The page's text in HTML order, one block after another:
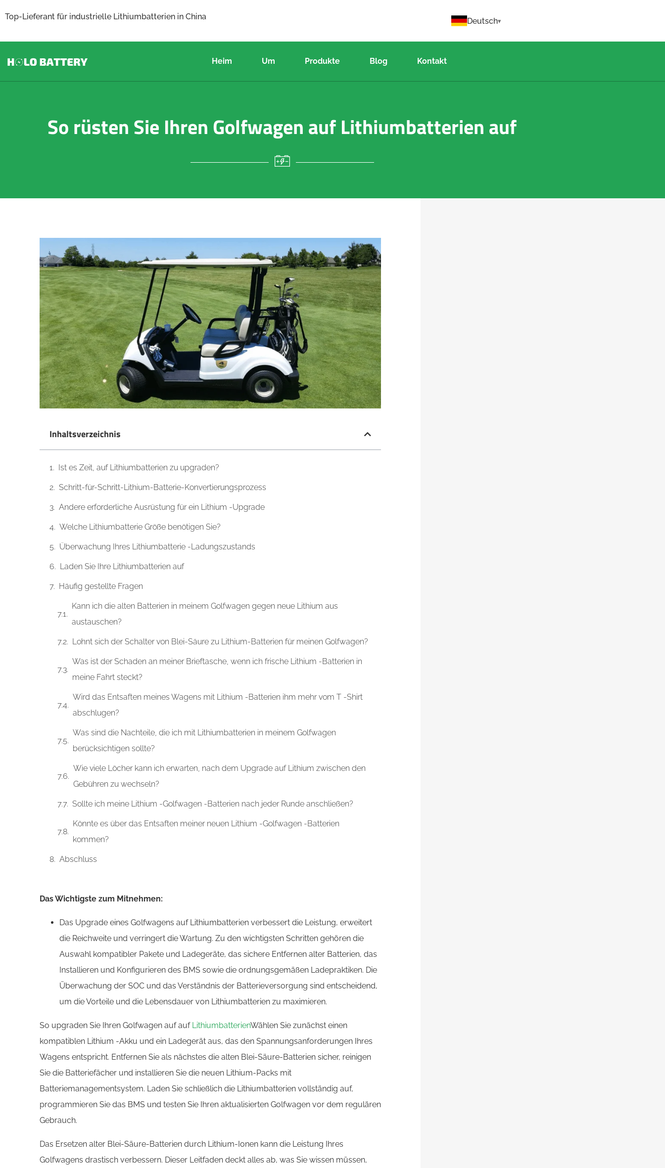
Top-Lieferant für industrielle Lithiumbatterien in China Deutsch
Heim Um Produkte Blog Kontakt
So rüsten Sie Ihren Golfwagen auf Lithiumbatterien auf
Inhaltsverzeichnis
Ist es Zeit, auf Lithiumbatterien zu upgraden?
Schritt-für-Schritt-Lithium-Batterie-Konvertierungsprozess
Andere erforderliche Ausrüstung für ein Lithium -Upgrade
Welche Lithiumbatterie Größe benötigen Sie?
Überwachung Ihres Lithiumbatterie -Ladungszustands
Laden Sie Ihre Lithiumbatterien auf
Häufig gestellte Fragen
Kann ich die alten Batterien in meinem Golfwagen gegen neue Lithium aus
austauschen?
Lohnt sich der Schalter von Blei-Säure zu Lithium-Batterien für meinen Golfwagen?
Was ist der Schaden an meiner Brieftasche, wenn ich frische Lithium -Batterien in
meine Fahrt steckt?
Wird das Entsaften meines Wagens mit Lithium -Batterien ihm mehr vom T -Shirt
abschlugen?
Was sind die Nachteile, die ich mit Lithiumbatterien in meinem Golfwagen
berücksichtigen sollte?
Wie viele Löcher kann ich erwarten, nach dem Upgrade auf Lithium zwischen den
Gebühren zu wechseln?
Sollte ich meine Lithium -Golfwagen -Batterien nach jeder Runde anschließen?
Könnte es über das Entsaften meiner neuen Lithium -Golfwagen -Batterien
kommen?
Abschluss
Das Wichtigste zum Mitnehmen:
Das Upgrade eines Golfwagens auf Lithiumbatterien verbessert die Leistung, erweitert
die Reichweite und verringert die Wartung. Zu den wichtigsten Schritten gehören die
Auswahl kompatibler Pakete und Ladegeräte, das sichere Entfernen alter Batterien, das
Installieren und Konfigurieren des BMS sowie die ordnungsgemäßen Ladepraktiken. Die
Überwachung der SOC und das Verständnis der Batterieversorgung sind entscheidend,
um die Vorteile und die Lebensdauer von Lithiumbatterien zu maximieren.
So upgraden Sie Ihren Golfwagen auf auf LithiumbatterienWählen Sie zunächst einen
kompatiblen Lithium -Akku und ein Ladegerät aus, das den Spannungsanforderungen Ihres
Wagens entspricht. Entfernen Sie als nächstes die alten Blei-Säure-Batterien sicher, reinigen
Sie die Batteriefächer und installieren Sie die neuen Lithium-Packs mit
Batteriemanagementsystem. Laden Sie schließlich die Lithiumbatterien vollständig auf,
programmieren Sie das BMS und testen Sie Ihren aktualisierten Golfwagen vor dem regulären
Gebrauch.
Das Ersetzen alter Blei-Säure-Batterien durch Lithium-Ionen kann die Leistung Ihres
Golfwagens drastisch verbessern. Dieser Leitfaden deckt alles ab, was Sie wissen müssen,